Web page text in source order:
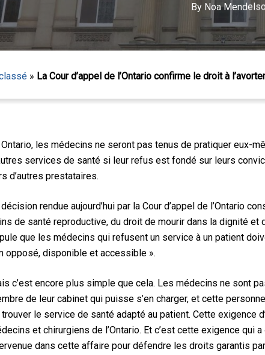
By Noa
» La Cour d’appel de l’Ontario confirme le droit à
Ontario, les médecins ne seront pas tenus de pratiquer eux-
services de santé si leur refus est fondé sur leurs
d’autres prestataires.
décision rendue aujourd’hui par la Cour d’appel de l’Ontario
de santé reproductive, du droit de mourir dans la dignité
que les médecins qui refusent un service à un patient
opposé, disponible et accessible ».
c’est encore plus simple que cela. Les médecins ne sont
de leur cabinet qui puisse s’en charger, et cette
le service de santé adapté au patient. Cette exigence
et chirurgiens de l’Ontario. Et c’est cette exigence qui a
dans cette affaire pour défendre les droits garantis